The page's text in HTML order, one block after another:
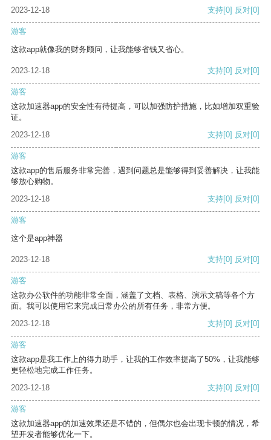
2023-12-18 支持[0] 反对[0]
游客
这款app就像我的财务顾问，让我能够省钱又省心。
2023-12-18 支持[0] 反对[0]
游客
这款加速器app的安全性有待提高，可以加强防护措施，比如增加双重验
证。
2023-12-18
支持[0] 反对[0]
游客
这款app的售后服务非常完善，遇到问题总是能够得到妥善解决，让我能
够放心购物。
2023-12-18
支持[0] 反对[0]
游客
这个是app神器
2023-12-18 支持[0] 反对[0]
游客
这款办公软件的功能非常全面，涵盖了文档、表格、演示文稿等各个方
面。我可以使用它来完成日常办公的所有任务，非常方便。
2023-12-18
支持[0] 反对[0]
游客
这款app是我工作上的得力助手，让我的工作效率提高了50%，让我能够
更轻松地完成工作任务。
2023-12-18
支持[0] 反对[0]
游客
这款加速器app的加速效果还是不错的，但偶尔也会出现卡顿的情况，希
望开发者能够优化一下。